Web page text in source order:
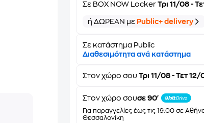
Σε BOX NOW Locker Τρι 11/08 -
ή ΔΩΡΕΑΝ με Public+ delivery
Σε κατάστημα Public
Διαθεσιμότητα ανά κατάστημα
Στονχώρο σου Τρι 11/08 - Τετ 12/
Στον χώρο σουσε 90'
Για παραγγελίες έως τις 19:00 σε
Θεσσαλονίκη